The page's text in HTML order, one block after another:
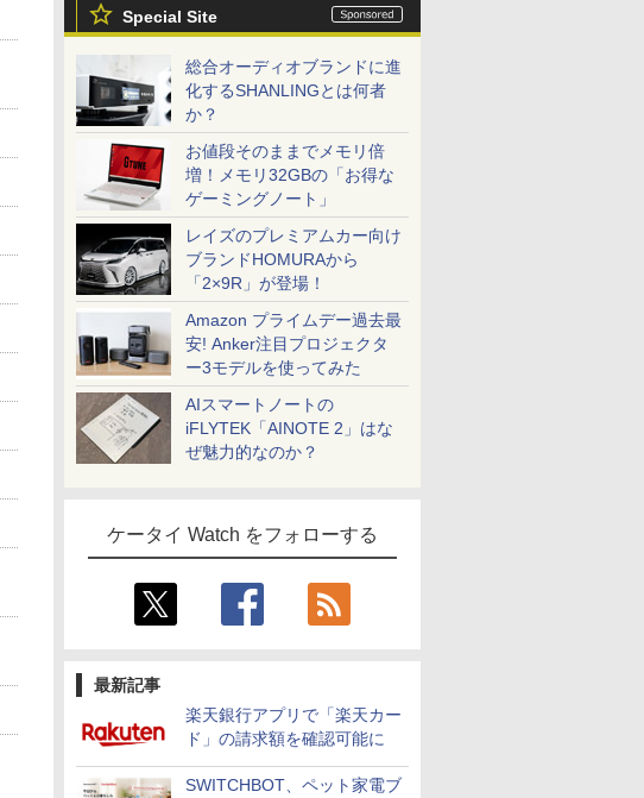
Special Site
総合オーディオブランドに進
化するSHANLINGとは何者
か？
お値段そのままでメモリ倍
増！メモリ32GBの「お得な
ゲーミングノート」
レイズのプレミアムカー向け
ブランドHOMURAから
「2×9R」が登場！
Amazon プライムデー過去最
安! Anker注目プロジェクタ
ー3モデルを使ってみた
AIスマートノートの
iFLYTEK「AINOTE 2」はな
ぜ魅力的なのか？
ケータイ Watch をフォローする
最新記事
楽天銀行アプリで「楽天カー
ド」の請求額を確認可能に
SWITCHBOT、ペット家電ブ